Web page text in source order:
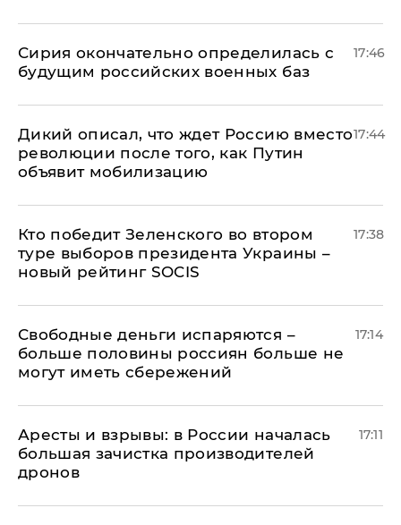
Сирия окончательно определилась с
будущим российских военных баз
17:46
Дикий описал, что ждет Россию вместо
революции после того, как Путин
объявит мобилизацию
17:44
Кто победит Зеленского во втором
туре выборов президента Украины –
новый рейтинг SOCIS
17:38
Свободные деньги испаряются –
больше половины россиян больше не
могут иметь сбережений
17:14
Аресты и взрывы: в России началась
большая зачистка производителей
дронов
17:11